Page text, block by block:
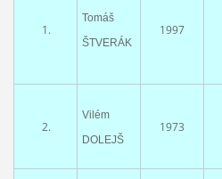
1.
Tomáš
ŠTVERÁK
1997
2.
Vilém
DOLEJŠ
1973